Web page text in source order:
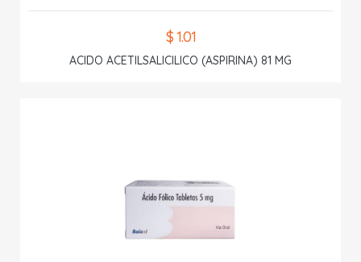
$ 1.01
ACIDO ACETILSALICILICO (ASPIRINA) 81 MG